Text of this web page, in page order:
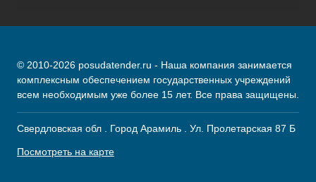
© 2010-2026 posudatender.ru - Наша компания занимается
комплексным обеспечением государственных учреждений
всем необходимым уже более 15 лет. Все права защищены.
Свердловская обл . Город Арамиль . Ул. Пролетарская 87 Б
Посмотреть на карте